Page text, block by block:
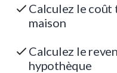
Calculez le coût
maison
Calculez le
hypothèque